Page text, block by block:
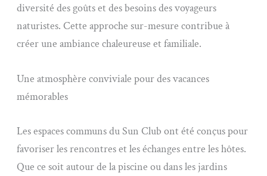
diversité des goûts et des besoins des voyageurs
naturistes. Cette approche sur-mesure contribue à
créer une ambiance chaleureuse et familiale.
Une atmosphère conviviale pour des vacances
mémorables
Les espaces communs du Sun Club ont été conçus pour
favoriser les rencontres et les échanges entre les hôtes.
Que ce soit autour de la piscine ou dans les jardins